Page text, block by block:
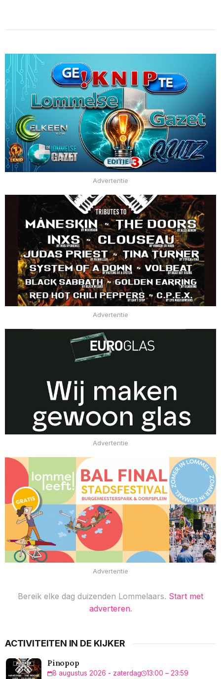
Advertentie
Advertentie
Advertentie
Advertentie
Bereik elke dag duizenden Lommelaars. Start met
adverteren.
ACTIVITEITEN IN DE KIJKER
Pinopop
8 augustus 2026 - zaterdag 13:00 – 23:59